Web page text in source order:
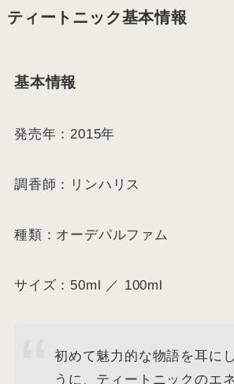
ティートニック基本情報
基本情報
発売年：2015年
調香師：リンハリス
種類：オーデパルファム
サイズ：50ml ／ 100ml
初めて魅力的な物語を耳に
うに、ティートニックのエ